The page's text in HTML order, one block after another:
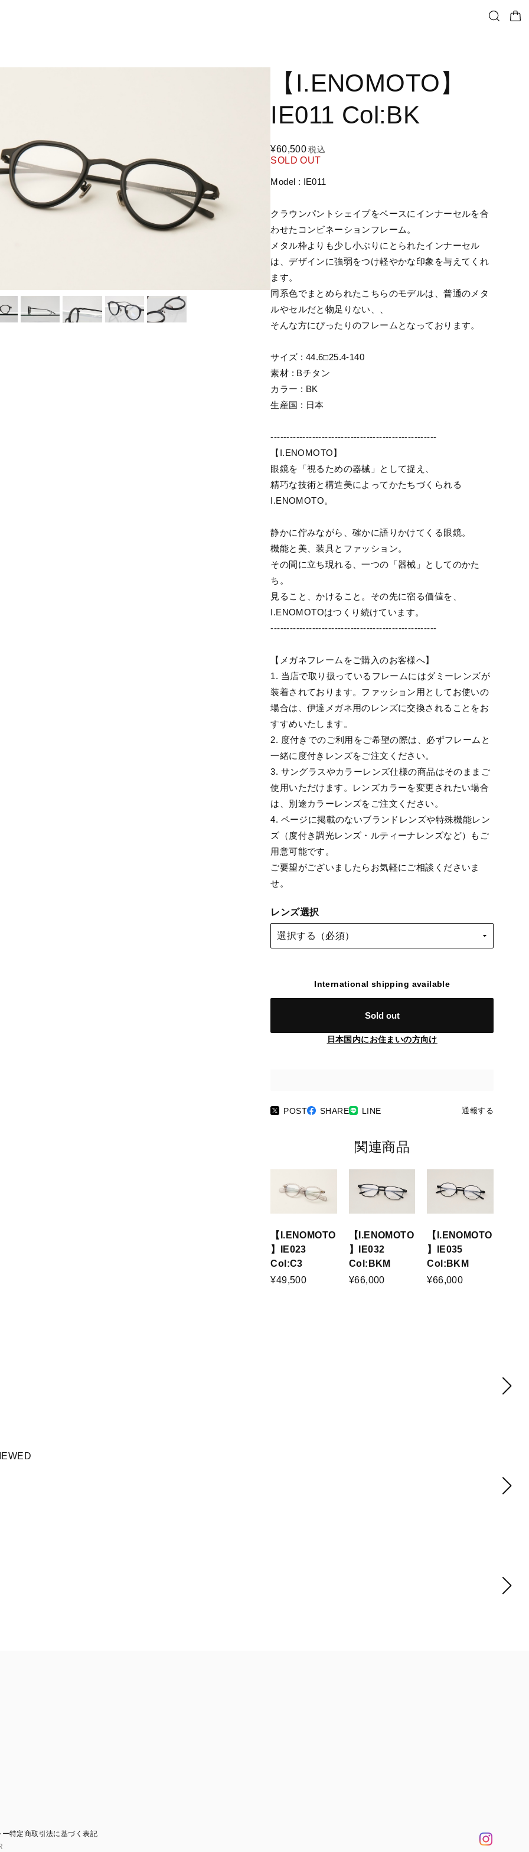
【I.ENOMOTO】
IE011 Col:BK
¥60,500 税込
SOLD OUT
Model : IE011
クラウンパントシェイプをベースにインナーセルを合
わせたコンビネーションフレーム。
メタル枠よりも少し小ぶりにとられたインナーセル
は、デザインに強弱をつけ軽やかな印象を与えてくれ
ます。
同系色でまとめられたこちらのモデルは、普通のメタ
ルやセルだと物足りない、、
そんな方にぴったりのフレームとなっております。
サイズ : 44.6□25.4-140
素材 : Bチタン
カラー : BK
生産国 : 日本
----------------------------------------------------
【I.ENOMOTO】
眼鏡を「視るための器械」として捉え、
精巧な技術と構造美によってかたちづくられる
I.ENOMOTO。
静かに佇みながら、確かに語りかけてくる眼鏡。
機能と美、装具とファッション。
その間に立ち現れる、一つの「器械」としてのかた
ち。
見ること、かけること。その先に宿る価値を、
I.ENOMOTOはつくり続けています。
----------------------------------------------------
【メガネフレームをご購入のお客様へ】
1. 当店で取り扱っているフレームにはダミーレンズが
装着されております。ファッション用としてお使いの
場合は、伊達メガネ用のレンズに交換されることをお
すすめいたします。
2. 度付きでのご利用をご希望の際は、必ずフレームと
一緒に度付きレンズをご注文ください。
3. サングラスやカラーレンズ仕様の商品はそのままご
使用いただけます。レンズカラーを変更されたい場合
は、別途カラーレンズをご注文ください。
4. ページに掲載のないブランドレンズや特殊機能レン
ズ（度付き調光レンズ・ルティーナレンズなど）もご
用意可能です。
ご要望がございましたらお気軽にご相談くださいま
せ。
レンズ選択
International shipping available
Sold out
日本国内にお住まいの方向け
POST SHARE LINE 通報する
関連商品
【I.ENOMOTO
】IE023
Col:C3
¥49,500
【I.ENOMOTO
】IE032
Col:BKM
¥66,000
【I.ENOMOTO
】IE035
Col:BKM
¥66,000
ー特定商取引法に基づく表記